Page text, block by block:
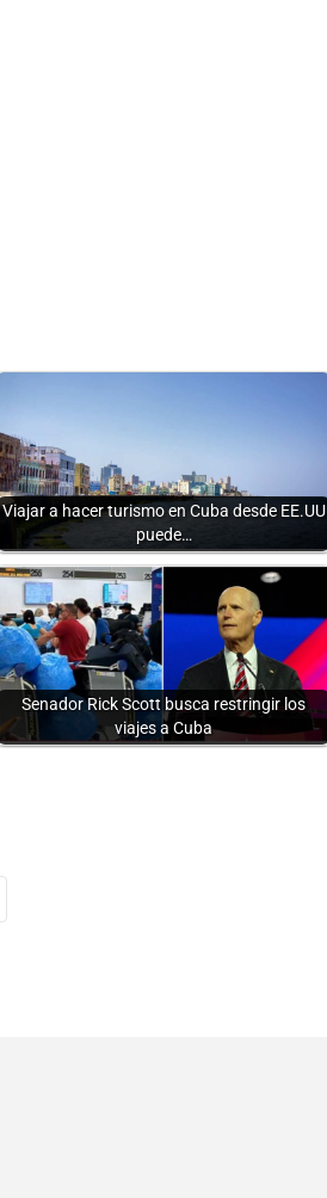
Viajar a hacer turismo en Cuba desde EE.UU
puede…
Senador Rick Scott busca restringir los
viajes a Cuba